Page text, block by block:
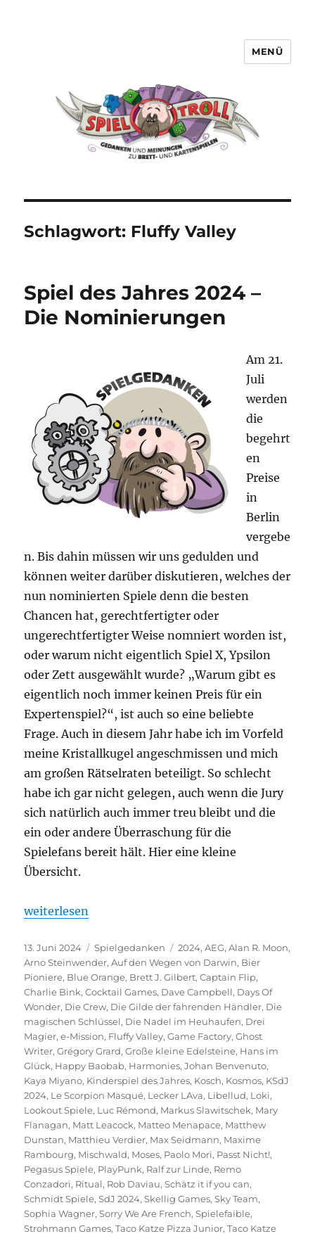
MENÜ
Schlagwort: Fluffy Valley
Spiel des Jahres 2024 –
Die Nominierungen
Am 21.
Juli
werden
die
begehrt
en
Preise
in
Berlin
vergebe
n. Bis dahin müssen wir uns gedulden und
können weiter darüber diskutieren, welches der
nun nominierten Spiele denn die besten
Chancen hat, gerechtfertigter oder
ungerechtfertigter Weise nomniert worden ist,
oder warum nicht eigentlich Spiel X, Ypsilon
oder Zett ausgewählt wurde? „Warum gibt es
eigentlich noch immer keinen Preis für ein
Expertenspiel?“, ist auch so eine beliebte
Frage. Auch in diesem Jahr habe ich im Vorfeld
meine Kristallkugel angeschmissen und mich
am großen Rätselraten beteiligt. So schlecht
habe ich gar nicht gelegen, auch wenn die Jury
sich natürlich auch immer treu bleibt und die
ein oder andere Überraschung für die
Spielefans bereit hält. Hier eine kleine
Übersicht.
„Spiel des Jahres 2024 – Die Nominierungen“
weiterlesen
Veröffentlicht
am
13. Juni 2024 Kategorien
Spielgedanken Schlagwörter
2024,AEG,Alan R. Moon,
Arno Steinwender,Auf den Wegen von Darwin, Bier
Pioniere, Blue Orange, Brett J. Gilbert,Captain Flip,
Charlie Bink,Cocktail Games, Dave Campbell, Days Of
Wonder, Die Crew, Die Gilde der fahrenden Händler, Die
magischen Schlüssel, Die Nadel im Heuhaufen, Drei
Magier,e-Mission, Fluffy Valley,Game Factory,Ghost
Writer,Grégory Grard,Große kleine Edelsteine, Hans im
Glück, Happy Baobab, Harmonies,Johan Benvenuto,
Kaya Miyano, Kinderspiel des Jahres, Kosch, Kosmos, KSdJ
2024, Le Scorpion Masqué, Lecker LAva, Libellud, Loki,
Lookout Spiele, Luc Rémond, Markus Slawitschek, Mary
Flanagan, Matt Leacock, Matteo Menapace, Matthew
Dunstan, Matthieu Verdier, Max Seidmann, Maxime
Rambourg, Mischwald, Moses, Paolo Mori, Passt Nicht!,
Pegasus Spiele, PlayPunk, Ralf zur Linde, Remo
Conzadori, Ritual, Rob Daviau,Schätz it if you can,
Schmidt Spiele,SdJ 2024,Skellig Games,Sky Team,
Sophia Wagner,Sorry We Are French,Spielefaible,
Strohmann Games,Taco Katze Pizza Junior,Taco Katze